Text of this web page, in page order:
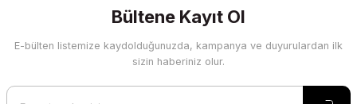
Bültene Kayıt Ol
E-bülten listemize kaydolduğunuzda, kampanya ve duyurulardan ilk
sizin haberiniz olur.